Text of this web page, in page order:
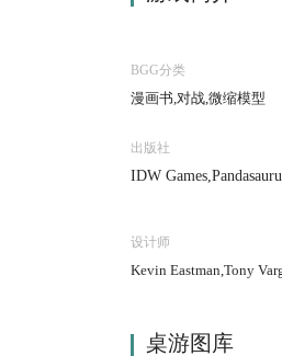
BGG分类
漫画书,对战,微缩模型
出版社
IDW
设计师
Kevin Eastman,Tony
桌游图库